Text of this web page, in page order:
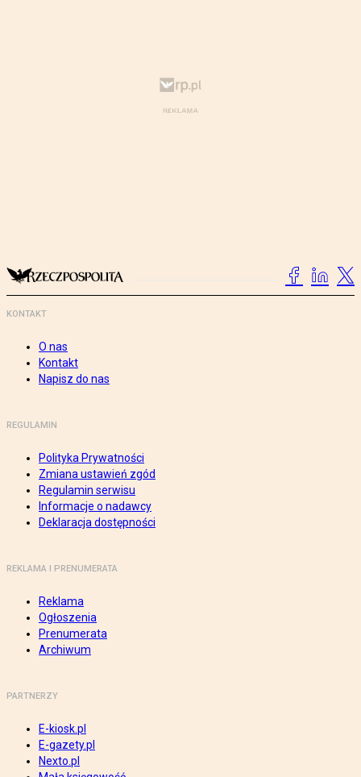
KONTAKT
O nas
Kontakt
Napisz do nas
REGULAMIN
Polityka Prywatności
Zmiana ustawień zgód
Regulamin serwisu
Informacje o nadawcy
Deklaracja dostępności
REKLAMA I PRENUMERATA
Reklama
Ogłoszenia
Prenumerata
Archiwum
PARTNERZY
E-kiosk.pl
E-gazety.pl
Nexto.pl